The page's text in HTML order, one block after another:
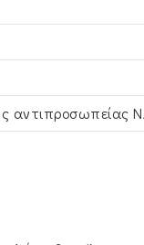
αντιπροσωπείας